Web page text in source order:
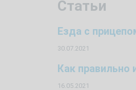
Статьи
Езда с
30.07.2021
Как правильно
16.05.2021